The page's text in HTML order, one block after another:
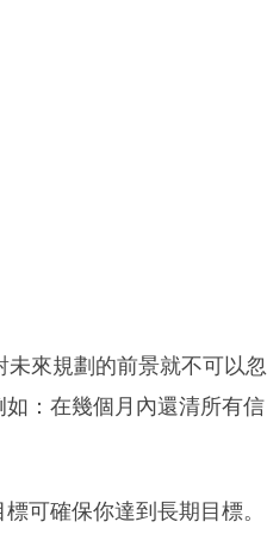
來規劃的前景就不可以忽
：在幾個月內還清所有信
可確保你達到長期目標。